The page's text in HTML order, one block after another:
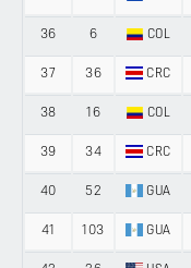
36 6 COL
37 36 CRC
38 16 COL
39 34 CRC
40 52 GUA
41 103 GUA